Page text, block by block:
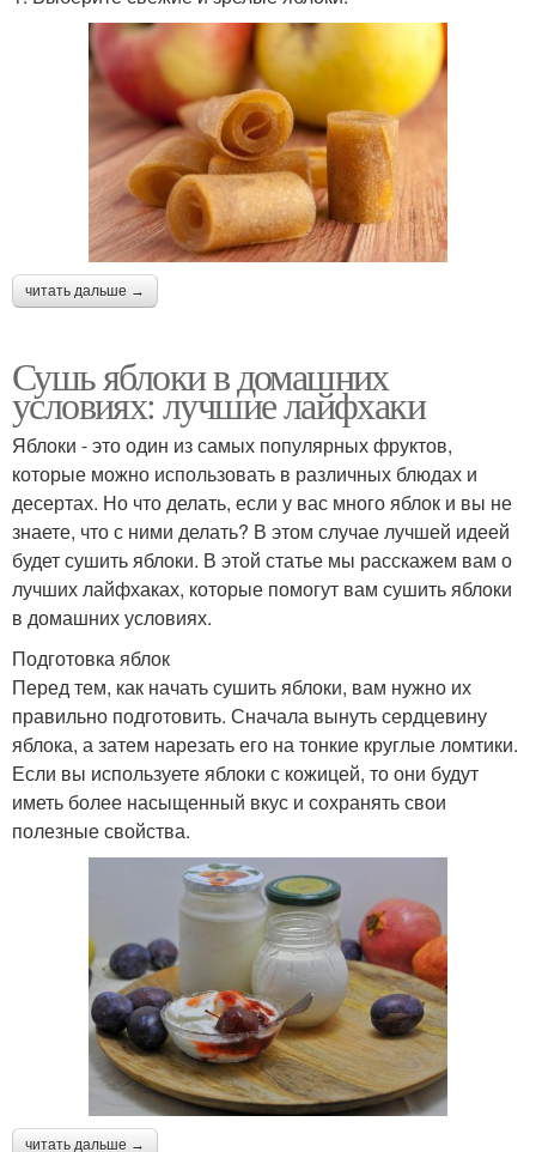
читать дальше →
Сушь яблоки в домашних
условиях: лучшие лайфхаки
Яблоки - это один из самых популярных фруктов,
которые можно использовать в различных блюдах и
десертах. Но что делать, если у вас много яблок и вы не
знаете, что с ними делать? В этом случае лучшей идеей
будет сушить яблоки. В этой статье мы расскажем вам о
лучших лайфхаках, которые помогут вам сушить яблоки
в домашних условиях.
Подготовка яблок
Перед тем, как начать сушить яблоки, вам нужно их
правильно подготовить. Сначала вынуть сердцевину
яблока, а затем нарезать его на тонкие круглые ломтики.
Если вы используете яблоки с кожицей, то они будут
иметь более насыщенный вкус и сохранять свои
полезные свойства.
читать дальше →